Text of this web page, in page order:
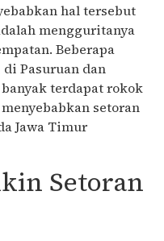
hal tersebut
mengguritanya
Beberapa
Pasuruan dan
terdapat rokok
setoran
Jawa Timur
Setoran